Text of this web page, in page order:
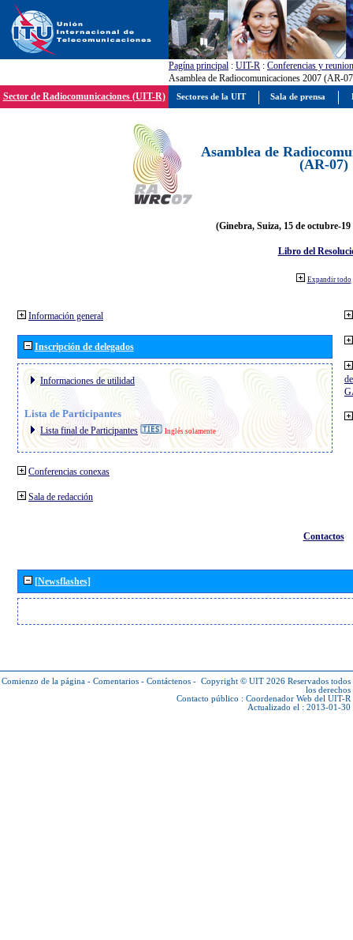
Pagína principal : UIT-R : Conferencias y
Asamblea de Radiocomunicaciones 2007 (AR-
Sector de Radiocomunicaciones (UIT-R)
Asamblea de
(AR-07)
(Ginebra, Suiza, 15 de octubre-19
Libro del
Expandir todo
Información general
Inscripción de delegados
Informaciones de utilidad
Lista de Participantes
Lista final de Participantes Inglés solamente
Conferencias conexas
Sala de redacción
Contactos
[Newsflashes]
Comienzo de la página - Comentarios - Contáctenos - Copyright © UIT 2026 Reservados todos
los derechos
Contacto público : Coordenador Web del UIT-R
Actualizado el : 2013-01-30
Sectores de la UIT Sala de prensa